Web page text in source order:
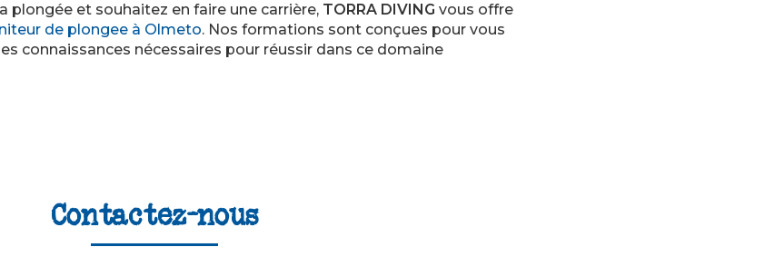
plongée et souhaitez en faire une carrière, TORRA DIVING vous offre
de plongee à Olmeto. Nos formations sont conçues pour vous
connaissances nécessaires pour réussir dans ce domaine
Contactez-nous